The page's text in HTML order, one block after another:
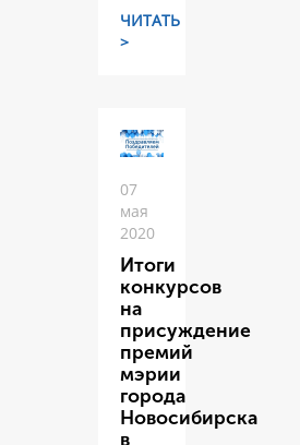
ЧИТАТЬ
>
07
мая
2020
Итоги
конкурсов
на
присуждение
премий
мэрии
города
Новосибирска
в